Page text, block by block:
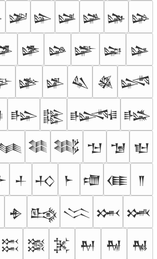
𒇾 𒇿 𒈀 𒈁 𒈂 𒈃
𒈇 𒈈 𒈉 𒈊 𒈋
𒈏 𒈐 𒈑 𒈒 𒈓
𒈗 𒈘 𒈙 𒈚
𒈞 𒈟 𒈠 𒈡 𒈢
𒈦 𒈧 𒈨 𒈩 𒈪 𒈫
𒈯 𒈰 𒈱 𒈲 𒈳
𒈶 𒈷 𒈸 𒈹 𒈺 𒈻